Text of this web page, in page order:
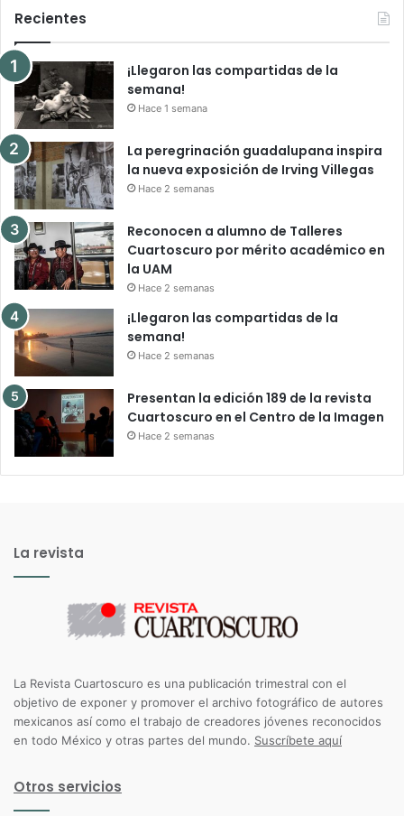
Recientes
¡Llegaron las compartidas de la
semana!
Hace 1 semana
La peregrinación guadalupana inspira
la nueva exposición de Irving Villegas
Hace 2 semanas
Reconocen a alumno de Talleres
Cuartoscuro por mérito académico en
la UAM
Hace 2 semanas
¡Llegaron las compartidas de la
semana!
Hace 2 semanas
Presentan la edición 189 de la revista
Cuartoscuro en el Centro de la Imagen
Hace 2 semanas
La revista
La Revista Cuartoscuro es una publicación trimestral con el
objetivo de exponer y promover el archivo fotográfico de autores
mexicanos así como el trabajo de creadores jóvenes reconocidos
en todo México y otras partes del mundo. Suscríbete aquí
Otros servicios